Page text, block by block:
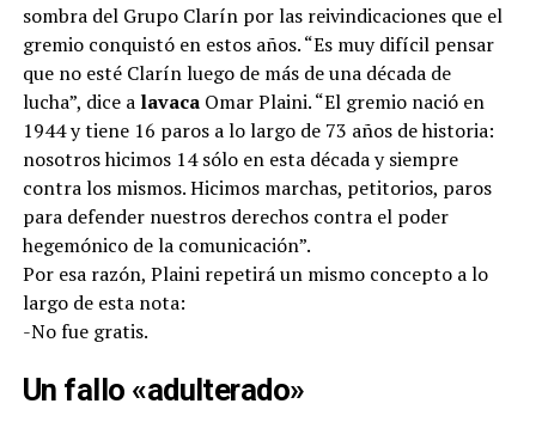
sombra del Grupo Clarín por las reivindicaciones que el
gremio conquistó en estos años. “Es muy difícil pensar
que no esté Clarín luego de más de una década de
lucha”, dice a lavacaOmar Plaini. “El gremio nació en
1944 y tiene 16 paros a lo largo de 73 años de historia:
nosotros hicimos 14 sólo en esta década y siempre
contra los mismos. Hicimos marchas, petitorios, paros
para defender nuestros derechos contra el poder
hegemónico de la comunicación”.
Por esa razón, Plaini repetirá un mismo concepto a lo
largo de esta nota:
-No fue gratis.
Un fallo «adulterado»